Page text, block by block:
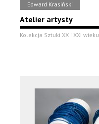
Edward Krasiński
Atelier artysty
Kolekcja Sztuki XX i XXI wieku